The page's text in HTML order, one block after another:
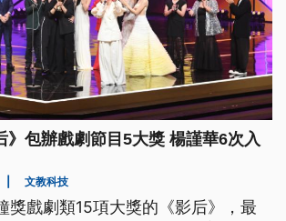
》包辦戲劇節目5大獎 楊謹華6次入
文教科技
獎戲劇類15項大獎的《影后》，最